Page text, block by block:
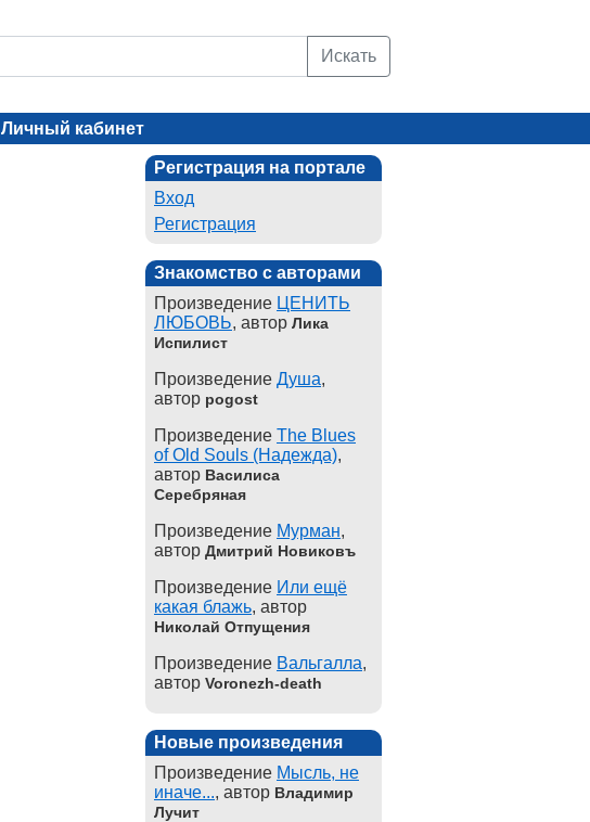
Искать
Личный кабинет
Регистрация на портале
Вход
Регистрация
Знакомство с авторами
Произведение ЦЕНИТЬ
ЛЮБОВЬ, автор Лика
Испилист
Произведение Душа,
автор pogost
Произведение The Blues
of Old Souls (Надежда),
автор Василиса
Серебряная
Произведение Мурман,
автор Дмитрий Новиковъ
Произведение Или ещё
какая блажь, автор
Николай Отпущения
Произведение Вальгалла,
автор Voronezh-death
Новые произведения
Произведение Мысль, не
иначе..., автор Владимир
Лучит